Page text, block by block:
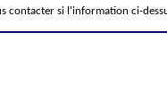
contacter si l'information ci-